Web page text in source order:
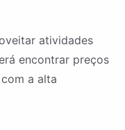
atividades
encontrar preços
a alta